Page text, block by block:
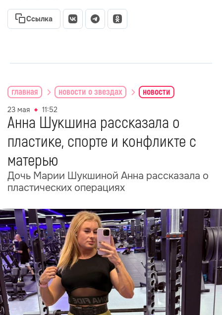
Ссылка
главная новости о звездах новости
23 мая 11:52
Анна Шукшина рассказала о
пластике, спорте и конфликте с
матерью
Дочь Марии Шукшиной Анна рассказала о
пластических операциях